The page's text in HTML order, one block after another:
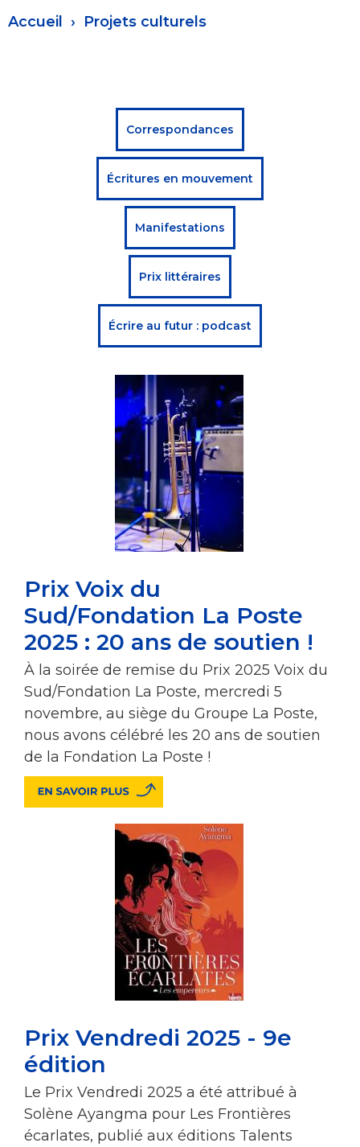
Fil
Accueil Projets culturels
Menu
projets
culturels
Correspondances
Écritures en mouvement
Manifestations
Prix littéraires
Écrire au futur : podcast
Prix Voix du
Sud/Fondation La Poste
2025 : 20 ans de soutien !
À la soirée de remise du Prix 2025 Voix du
Sud/Fondation La Poste, mercredi 5
novembre, au siège du Groupe La Poste,
nous avons célébré les 20 ans de soutien
de la Fondation La Poste !
Prix Vendredi 2025 - 9e
édition
Le Prix Vendredi 2025 a été attribué à
Solène Ayangma pour Les Frontières
écarlates, publié aux éditions Talents